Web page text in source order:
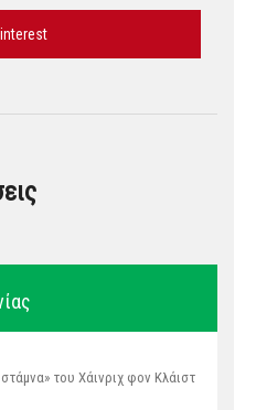
του Χάινριχ φον Κλάιστ